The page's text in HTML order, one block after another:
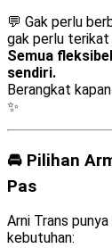
💬 Gak perlu
gak perlu terikat
Semua
sendiri.
Berangkat
✨
🚘 Pilihan
Pas
Arni Trans
kebutuhan: